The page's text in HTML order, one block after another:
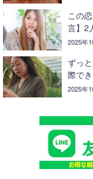
この
言】2
2025年
ずっ
際でき
2025年